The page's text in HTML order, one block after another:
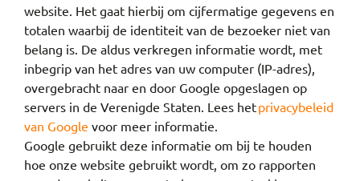
website. Het gaat hierbij om cijfermatige gegevens en
totalen waarbij de identiteit van de bezoeker niet van
belang is. De aldus verkregen informatie wordt, met
inbegrip van het adres van uw computer (IP-adres),
overgebracht naar en door Google opgeslagen op
servers in de Verenigde Staten. Lees hetprivacybeleid
van Google voor meer informatie.
Google gebruikt deze informatie om bij te houden
hoe onze website gebruikt wordt, om zo rapporten